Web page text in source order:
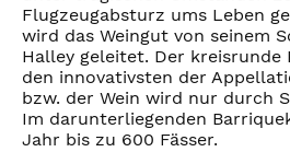
Flugzeugabsturz ums Leben
wird das Weingut von seinem
Halley geleitet. Der
den innovativsten der
bzw. der Wein wird nur durch
Im darunterliegenden
Jahr bis zu 600 Fässer.